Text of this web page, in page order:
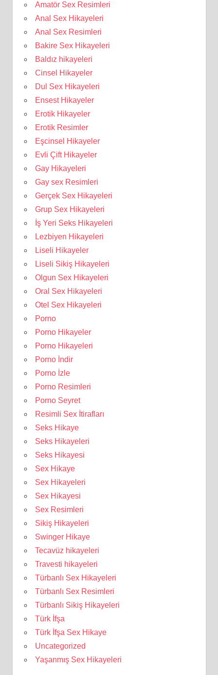
Amatör Sex Resimleri
Anal Sex Hikayeleri
Anal Sex Resimleri
Bakire Sex Hikayeleri
Baldız hikayeleri
Cinsel Hikayeler
Dul Sex Hikayeleri
Ensest Hikayeler
Erotik Hikayeler
Erotik Resimler
Eşcinsel Hikayeler
Evli Çift Hikayeler
Gay Hikayeleri
Gay sex Resimleri
Gerçek Sex Hikayeleri
Grup Sex Hikayeleri
İş Yeri Seks Hikayeleri
Lezbiyen Hikayeleri
Liseli Hikayeler
Liseli Sikiş Hikayeleri
Olgun Sex Hikayeleri
Oral Sex Hikayeleri
Otel Sex Hikayeleri
Porno
Porno Hikayeler
Porno Hikayeleri
Porno İndir
Porno İzle
Porno Resimleri
Porno Seyret
Resimli Sex İtirafları
Seks Hikaye
Seks Hikayeleri
Seks Hikayesi
Sex Hikaye
Sex Hikayeleri
Sex Hikayesi
Sex Resimleri
Sikiş Hikayeleri
Swinger Hikaye
Tecavüz hikayeleri
Travesti hikayeleri
Türbanlı Sex Hikayeleri
Türbanlı Sex Resimleri
Türbanlı Sikiş Hikayeleri
Türk İfşa
Türk İfşa Sex Hikaye
Uncategorized
Yaşanmış Sex Hikayeleri